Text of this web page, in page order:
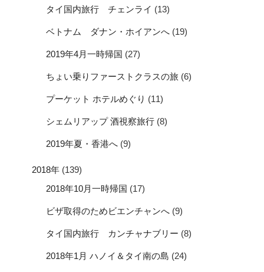
タイ国内旅行 チェンライ (13)
ベトナム ダナン・ホイアンへ (19)
2019年4月一時帰国 (27)
ちょい乗りファーストクラスの旅 (6)
プーケット ホテルめぐり (11)
シェムリアップ 酒視察旅行 (8)
2019年夏・香港へ (9)
2018年 (139)
2018年10月一時帰国 (17)
ビザ取得のためビエンチャンへ (9)
タイ国内旅行 カンチャナブリー (8)
2018年1月 ハノイ＆タイ南の島 (24)